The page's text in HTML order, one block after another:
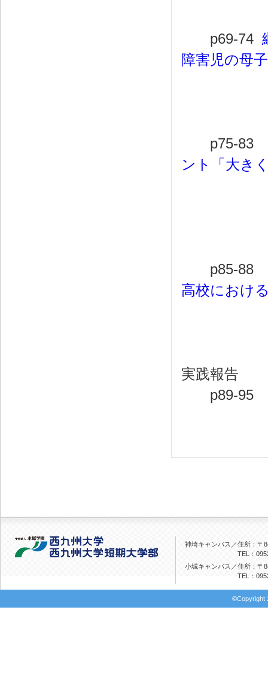
p69-74
障害児の母
p75-83
ント「大き
p85-88
高校におけ
実践報告
p89-95
神埼キャンパス／住所：〒
TEL：
小城キャンパス／住所：〒
TEL：
©Copyright